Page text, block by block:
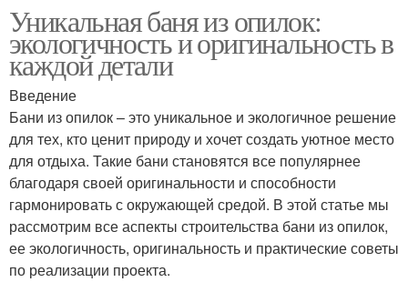
Уникальная баня из опилок:
экологичность и оригинальность в
каждой детали
Введение
Бани из опилок – это уникальное и экологичное решение
для тех, кто ценит природу и хочет создать уютное место
для отдыха. Такие бани становятся все популярнее
благодаря своей оригинальности и способности
гармонировать с окружающей средой. В этой статье мы
рассмотрим все аспекты строительства бани из опилок,
ее экологичность, оригинальность и практические советы
по реализации проекта.